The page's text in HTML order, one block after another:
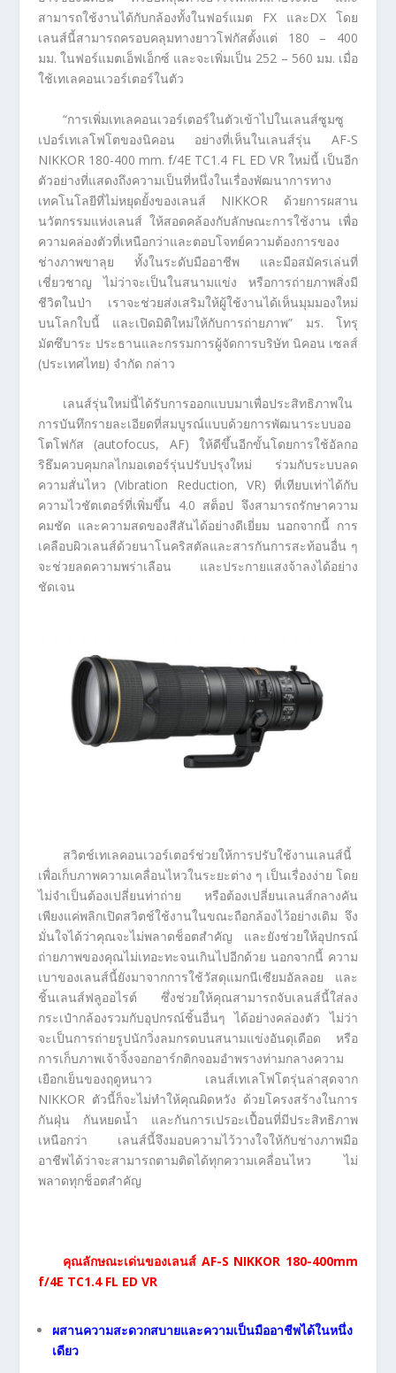
สามารถใช้งานได้กับกล้องทั้งในฟอร์แมต FX และDX โดย
เลนส์นี้สามารถครอบคลุมทางยาวโฟกัสตั้งแต่ 180 – 400
มม. ในฟอร์แมตเอ็ฟเอ็กซ์ และจะเพิ่มเป็น 252 – 560 มม. เมื่อ
ใช้เทเลคอนเวอร์เตอร์ในตัว
“การเพิ่มเทเลคอนเวอร์เตอร์ในตัวเข้าไปในเลนส์ซูมซู
เปอร์เทเลโฟโตของนิคอน อย่างที่เห็นในเลนส์รุ่น AF-S
NIKKOR 180-400 mm. f/4E TC1.4 FL ED VR ใหม่นี้ เป็นอีก
ตัวอย่างที่แสดงถึงความเป็นที่หนึ่งในเรื่องพัฒนาการทาง
เทคโนโลยีที่ไม่หยุดยั้งของเลนส์ NIKKOR ด้วยการผสาน
นวัตกรรมแห่งเลนส์ ให้สอดคล้องกับลักษณะการใช้งาน เพื่อ
ความคล่องตัวที่เหนือกว่าและตอบโจทย์ความต้องการของ
ช่างภาพขาลุย ทั้งในระดับมืออาชีพ และมือสมัครเล่นที่
เชี่ยวชาญ ไม่ว่าจะเป็นในสนามแข่ง หรือการถ่ายภาพสิ่งมี
ชีวิตในป่า เราจะช่วยส่งเสริมให้ผู้ใช้งานได้เห็นมุมมองใหม่
บนโลกใบนี้ และเปิดมิติใหม่ให้กับการถ่ายภาพ” มร. โทรุ
มัตซึบาระ ประธานและกรรมการผู้จัดการบริษัท นิคอน เซลส์
(ประเทศไทย) จำกัด กล่าว
เลนส์รุ่นใหม่นี้ได้รับการออกแบบมาเพื่อประสิทธิภาพใน
การบันทึกรายละเอียดที่สมบูรณ์แบบด้วยการพัฒนาระบบออ
โตโฟกัส (autofocus, AF) ให้ดีขึ้นอีกขั้นโดยการใช้อัลกอ
ริธึมควบคุมกลไกมอเตอร์รุ่นปรับปรุงใหม่ ร่วมกับระบบลด
ความสั่นไหว (Vibration Reduction, VR) ที่เทียบเท่าได้กับ
ความไวชัตเตอร์ที่เพิ่มขึ้น 4.0 สต็อป จึงสามารถรักษาความ
คมชัด และความสดของสีสันได้อย่างดีเยี่ยม นอกจากนี้ การ
เคลือบผิวเลนส์ด้วยนาโนคริสตัลและสารกันการสะท้อนอื่น ๆ
จะช่วยลดความพร่าเลือน และประกายแสงจ้าลงได้อย่าง
ชัดเจน
สวิตช์เทเลคอนเวอร์เตอร์ช่วยให้การปรับใช้งานเลนส์นี้
เพื่อเก็บภาพความเคลื่อนไหวในระยะต่าง ๆ เป็นเรื่องง่าย โดย
ไม่จำเป็นต้องเปลี่ยนท่าถ่าย หรือต้องเปลี่ยนเลนส์กลางคัน
เพียงแค่พลิกเปิดสวิตช์ใช้งานในขณะถือกล้องไว้อย่างเดิม จึง
มั่นใจได้ว่าคุณจะไม่พลาดช็อตสำคัญ และยังช่วยให้อุปกรณ์
ถ่ายภาพของคุณไม่เทอะทะจนเกินไปอีกด้วย นอกจากนี้ ความ
เบาของเลนส์นี้ยังมาจากการใช้วัสดุแมกนีเซียมอัลลอย และ
ชิ้นเลนส์ฟลูออไรต์ ซึ่งช่วยให้คุณสามารถจับเลนส์นี้ใส่ลง
กระเป๋ากล้องรวมกับอุปกรณ์ชิ้นอื่นๆ ได้อย่างคล่องตัว ไม่ว่า
จะเป็นการถ่ายรูปนักวิ่งลมกรดบนสนามแข่งอันดุเดือด หรือ
การเก็บภาพเจ้าจิ้งจอกอาร์กติกจอมอำพรางท่ามกลางความ
เยือกเย็นของฤดูหนาว เลนส์เทเลโฟโตรุ่นล่าสุดจาก
NIKKOR ตัวนี้ก็จะไม่ทำให้คุณผิดหวัง ด้วยโครงสร้างในการ
กันฝุ่น กันหยดน้ำ และกันการเปรอะเปื้อนที่มีประสิทธิภาพ
เหนือกว่า เลนส์นี้จึงมอบความไว้วางใจให้กับช่างภาพมือ
อาชีพได้ว่าจะสามารถตามติดได้ทุกความเคลื่อนไหว ไม่
พลาดทุกช็อตสำคัญ
คุณลักษณะเด่นของเลนส์ AF-S NIKKOR 180-400mm
f/4E TC1.4 FL ED VR
ผสานความสะดวกสบายและความเป็นมืออาชีพได้ในหนึ่ง
เดียว